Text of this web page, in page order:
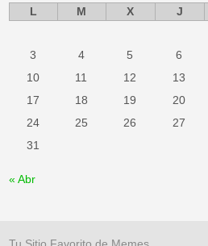
L
M X J
3
4 5 6
10
11 12 13
17
18 19 20
24
25 26 27
31
« Abr
Tu Sitio Favorito de Memes